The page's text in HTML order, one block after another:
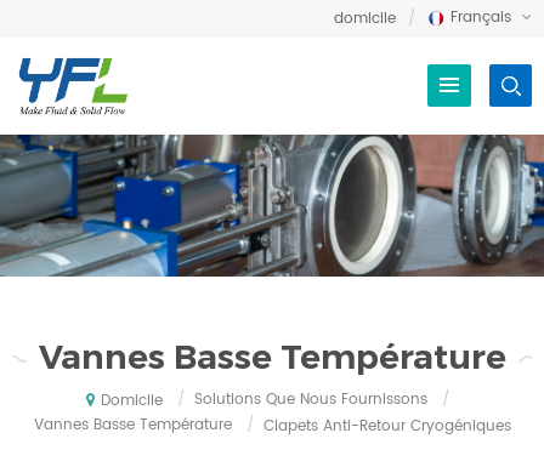
Français
domicile
Vannes Basse Température
Domicile / Solutions Que Nous Fournissons
/
Vannes Basse Température
/ Clapets Anti-Retour Cryogéniques